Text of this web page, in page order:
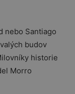
nebo Santiago
budov
historie
Morro